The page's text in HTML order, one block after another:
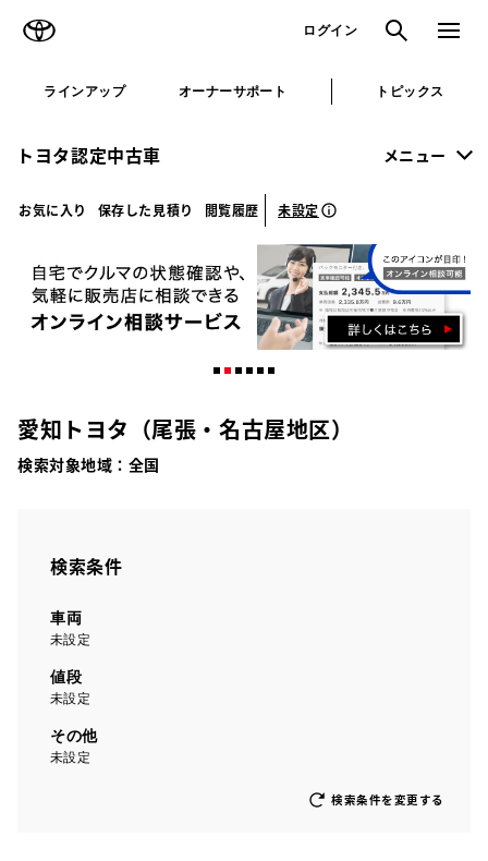
ログイン 検索 メニュ
ラインアップ オーナーサポート トピックス
トヨタ認定中古車 メニュー
お気に入り 保存した見積り 閲覧履歴 未設定
愛知トヨタ（尾張・名古屋地区）
検索対象地域： 全国
検索条件
車両
未設定
値段
未設定
その他
未設定
検索条件を変更する